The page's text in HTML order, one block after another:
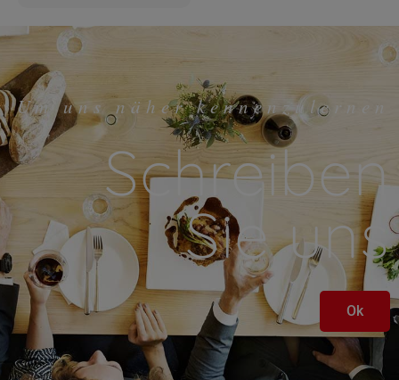
Um uns näher kennenzulernen
Schreiben
Sie uns
Ok